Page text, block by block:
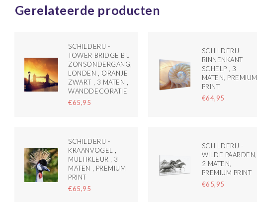
Gerelateerde producten
SCHILDERIJ -
TOWER BRIDGE BIJ
ZONSONDERGANG,
LONDEN , ORANJE
ZWART , 3 MATEN ,
WANDDECORATIE
€65,95
SCHILDERIJ -
BINNENKANT
SCHELP , 3
MATEN, PREMIUM
PRINT
€64,95
SCHILDERIJ -
KRAANVOGEL ,
MULTIKLEUR , 3
MATEN , PREMIUM
PRINT
€65,95
SCHILDERIJ -
WILDE PAARDEN,
2 MATEN,
PREMIUM PRINT
€65,95